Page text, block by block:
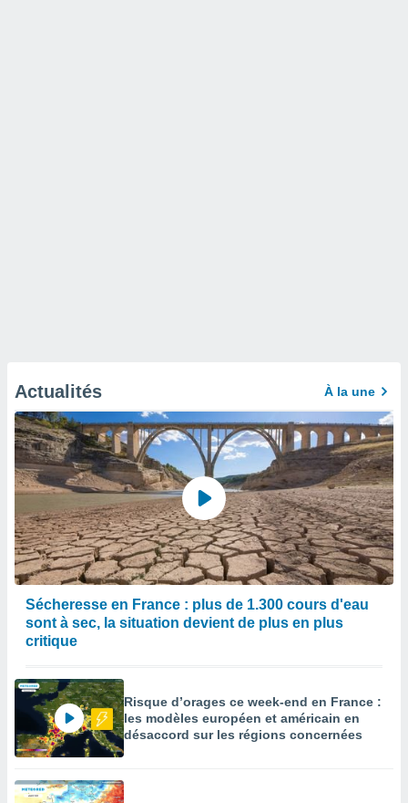
Actualités À la une
Sécheresse en France : plus de 1.300 cours d'eau
sont à sec, la situation devient de plus en plus
critique
Risque d’orages ce week-end en France :
les modèles européen et américain en
désaccord sur les régions concernées